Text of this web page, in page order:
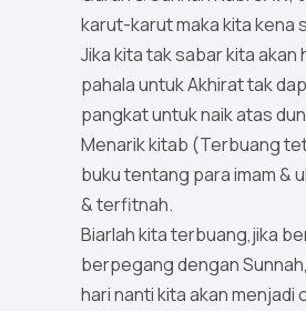
karut-karut maka kita kena
Jika kita tak sabar kita akan
pahala untuk Akhirat tak
pangkat untuk naik atas
Menarik kitab (Terbuang
buku tentang para imam &
& terfitnah.
Biarlah kita terbuang,jika
berpegang dengan
hari nanti kita akan